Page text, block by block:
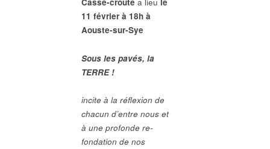
11 février à 18h à
Aouste-sur-Sye
Sous les pavés, la
TERRE !
incite à la réflexion de
chacun d’entre nous et
à une profonde re-
fondation de nos